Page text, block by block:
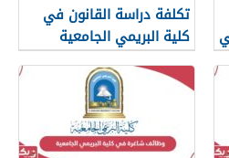
تكلفة دراسة القانون في
كلية البريمي الجامعية